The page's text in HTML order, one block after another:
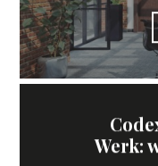
Werk: